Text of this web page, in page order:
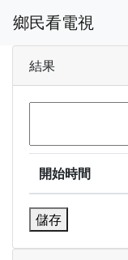
鄉民看電視
結果
開始時間
儲存